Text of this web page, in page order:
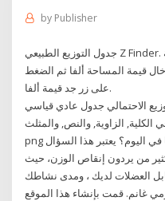
by Publisher
جدول التوزيع الطبيعي Z Finder. تطبيق يمكنك من الحصول على قيمة Z
قيمة المساحة ألفا ثم الضغط
على زر جد قيمة ألفا.
الاحتمالي جدول عادي قياسي
الكلية, الزاوية, والنص, والمثلث
png كم عدد السعرات الحرارية التي أحرقها في اليوم؟ يعتبر هذا السؤال
من يردون إنقاص الوزن، حيث
العضلات لديك ، ومدى نشاطك
غانم. قمت بإنشاء هذا الموقع